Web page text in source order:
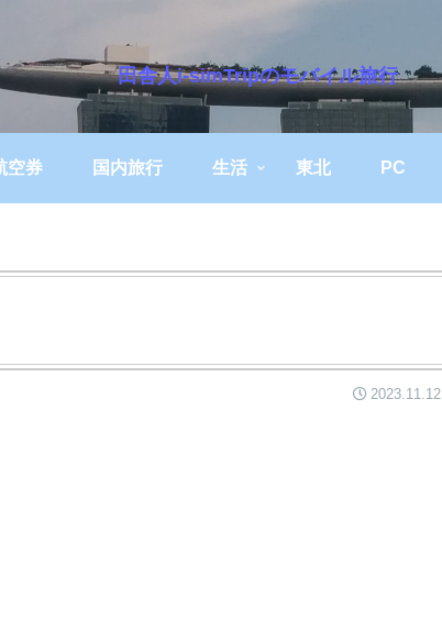
田舎人i-simTripのモバイル旅行
空券 国内旅行 生活 東北 PC
2023.11.12